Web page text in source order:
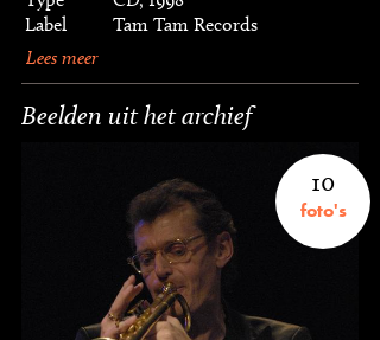
Label
Tam Tam Records
Lees meer
Beelden uit het archief
10
foto's